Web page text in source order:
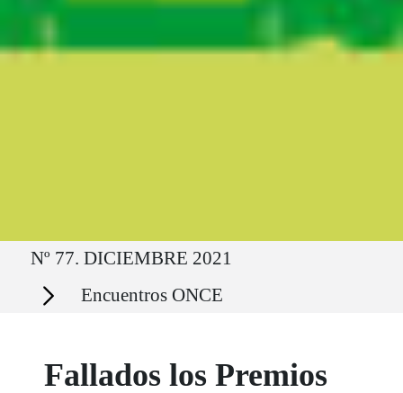
Ruta del sitio
Nº 77. DICIEMBRE 2021
Secciones Encuentros ONCE
Fallados los Premios